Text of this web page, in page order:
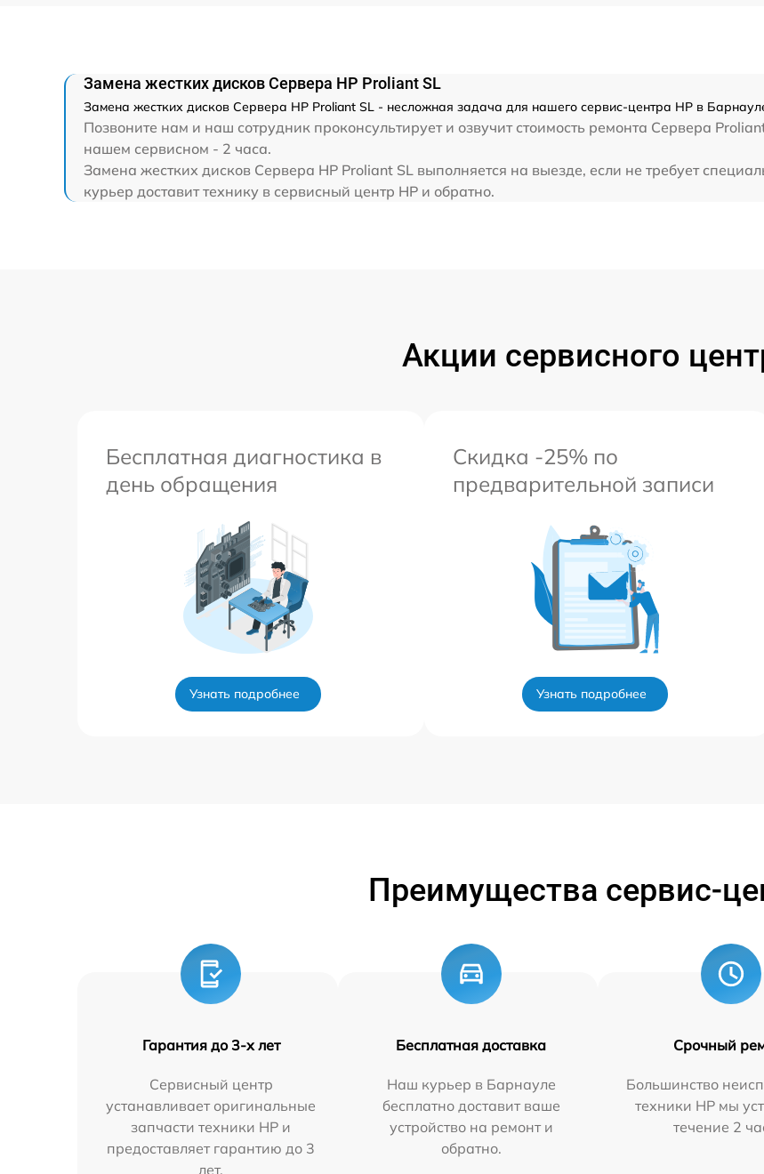
Замена жестких дисков Сервера HP Proliant SL
Замена жестких дисков Сервера HP Proliant SL - несложная задача для нашего сервис-центра HP в
Позвоните нам и наш сотрудник проконсультирует и озвучит стоимость ремонта Сервера
нашем сервисном - 2 часа.
Замена жестких дисков Сервера HP Proliant SL выполняется на выезде, если не требует
курьер доставит технику в сервисный центр HP и обратно.
Акции сервисного
Бесплатная диагностика в
день обращения
Узнать подробнее
Скидка -25% по
предварительной записи
Узнать подробнее
Преимущества сервис-
Гарантия до 3-х лет
Сервисный центр
устанавливает оригинальные
запчасти техники HP и
предоставляет гарантию до 3
лет.
Бесплатная доставка
Наш курьер в Барнауле
бесплатно доставит ваше
устройство на ремонт и
обратно.
Срочный
Большинство
техники HP мы
течение 2